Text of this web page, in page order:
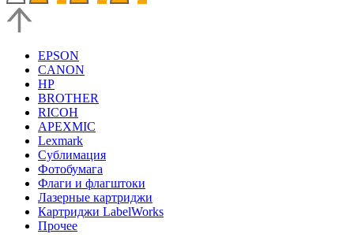
EPSON
CANON
HP
BROTHER
RICOH
APEXMIC
Lexmark
Сублимация
Фотобумага
Флаги и флагштоки
Лазерные картриджи
Картриджи LabelWorks
Прочее